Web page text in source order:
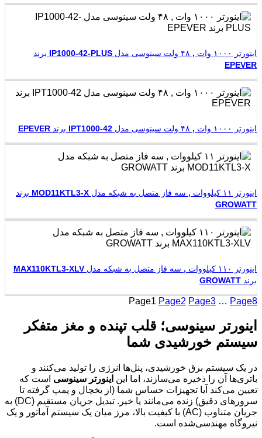
اینورتر ۱۰۰۰ وات , ۴۸ ولت سینوسی مدل IP1000-42-PLUS برند
EPEVER
اینورتر ۱۰۰۰ وات , ۴۸ ولت سینوسی مدل IPT1000-42 برند EPEVER
اینورتر ۱۱ کیلووات , سه فاز متصل به شبکه مدل MOD11KTL3-X برند
GROWATT
اینورتر ۱۱۰ کیلووات , سه فاز متصل به شبکه مدل MAX110KTL3-XLV
برند GROWATT
Page1 Page2 Page3 … Page8
اینورتر سینوسی؛ قلب تپنده و مغز متفکر
سیستم خورشیدی شما
در یک سیستم برق خورشیدی، پنل‌ها انرژی را تولید می‌کنند و
باتری‌ها آن را ذخیره می‌سازند، اما این اینورتر سینوسی است که
تعیین می‌کند آیا تجهیزات حساس شما (از یخچال و پمپ گرفته تا
سرورهای دقیق) زنده می‌مانند یا خیر. تبدیل جریان مستقیم (DC) به
جریان متناوب (AC) با کیفیت بالا، مرز میان یک سیستم آماتور و یک
نیروگاه مهندسی‌شده است.